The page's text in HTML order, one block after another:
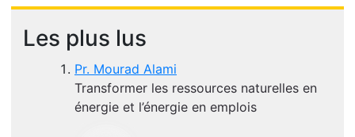
Les plus lus
Pr. Mourad Alami
Transformer les ressources naturelles en
énergie et l’énergie en emplois